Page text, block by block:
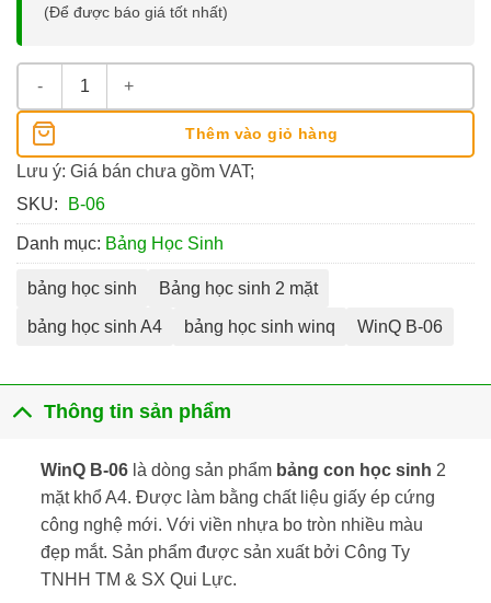
(Để được báo giá tốt nhất)
Bảng Con Học Sinh A4 2 Mặt WinQ B-06 số lượng
Thêm vào giỏ hàng
Lưu ý: Giá bán chưa gồm VAT;
SKU:
B-06
Danh mục: Bảng Học Sinh
bảng học sinh Bảng học sinh 2 mặt
bảng học sinh A4 bảng học sinh winq WinQ B-06
Thông tin sản phẩm
WinQ B-06là dòng sản phẩm bảng con học sinh 2
mặt khổ A4. Được làm bằng chất liệu giấy ép cứng
công nghệ mới. Với viền nhựa bo tròn nhiều màu
đẹp mắt. Sản phẩm được sản xuất bởi Công Ty
TNHH TM & SX Qui Lực.